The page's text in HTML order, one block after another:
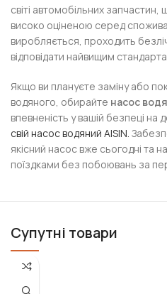
світі автомобільних запчастин,
високо оціненою серед
виробляється, проходить
відповідати найвищим
Якщо ви плануєте заміну або
водяного, обирайте насос
впевненість у вашій безпеці на
свій насос водяний AISIN.
якісний насос вже сьогодні та
поїздками без побоювань за
Супутні товари